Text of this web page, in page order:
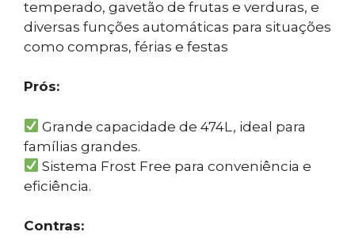
temperado, gavetão de frutas e verduras, e
diversas funções automáticas para situações
como compras, férias e festas
Prós:
Grande capacidade de 474L, ideal para
famílias grandes.
Sistema Frost Free para conveniência e
eficiência.
Contras: